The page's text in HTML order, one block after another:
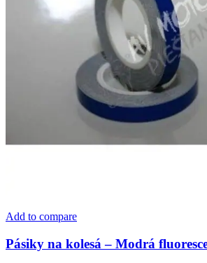
Add to compare
Pásiky na kolesá – Modrá